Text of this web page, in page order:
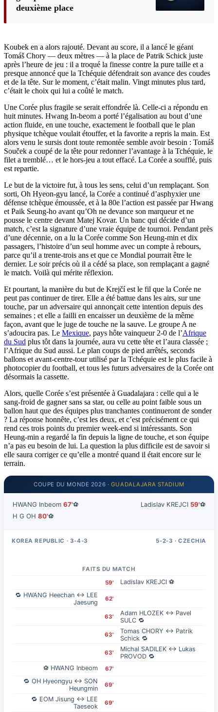
deuxième place
Koubek en a alors rajouté. Devant au score, il a lancé le géant
Tomáš Chory — deux mètres — à la place de Patrik Schick juste
après l’heure de jeu : il a troqué la finesse contre la pure taille et a
presque annoncé que la Tchéquie défendrait son avance des coudes
et de la tête. Sur le moment, c’était malin. Vingt minutes plus tard,
c’était le choix qui lui a coûté le match.
Une Corée plus fragile se serait effondrée là. Celle-ci a répondu en
huit minutes. Hwang In-beom a porté l’égalisation au bout d’une
action fluide, en une touche, exactement le football que le plan
physique tchèque voulait étouffer, et la favorite a repris la main. Est
alors venu le sursis dont toute remontée semble avoir besoin : Tomáš
Souček a coupé de la tête pour redonner l’avantage à la Tchéquie, le
filet a tremblé… et le hors-jeu a tout effacé. La Corée a soufflé, puis
est repartie.
Le but de la victoire fut, à tous les sens, celui d’un remplaçant. Son
sorti, Oh Hyeon-gyu lancé, la Corée a continué d’asphyxier une
défense tchèque émoussée, et à la 80e l’action est passée par Hwang
et Paik Seung-ho avant qu’Oh ne devance son marqueur et ne
pousse le centre devant Matej Kovar. Un banc qui décide d’un
match, c’est la signature d’une vraie équipe de tournoi. Pendant près
d’une décennie, on a lu la Corée comme Son Heung-min et dix
passagers, l’histoire d’un seul homme avec un compte à rebours,
parce qu’il a trente-trois ans et que ce Mondial pourrait être le
dernier. Le soir précis où il a cédé sa place, son remplaçant a gagné
le match. Voilà qui mérite réflexion.
Et pourtant, la manière du but de Krejčí est le fil que la Corée ne
peut pas continuer de tirer. Elle a été battue dans les airs, sur une
touche, par un adversaire qui annonçait cette intention depuis des
semaines ; et elle a failli en encaisser un deuxième de la même
façon, avant que le juge de touche ne la sauve. Le groupe A ne
s’adoucira pas. Le Mexique, pays hôte vainqueur 2-0 de l’Afrique
du Sud plus tôt dans la journée, aura vu cette tête et l’aura classée ;
l’Afrique du Sud aussi. Le plan coups de pied arrêtés, seconds
ballons et avant-centre-tour utilisé par la Tchéquie est le plus facile à
photocopier du football, et tous les futurs adversaires de la Corée ont
désormais la cassette.
Alors, quelle Corée s’est présentée à Guadalajara : celle qui a le
sang-froid de gagner sans sa star, ou celle au point faible sous un
ballon haut que des équipes plus tranchantes continueront de sonder
? La réponse honnête, c’est les deux, et c’est précisément ce qui
rend ces trois points du premier week-end si intéressants. Son
Heung-min a regardé la fin depuis la ligne de touche, et son équipe
n’a pas eu besoin de lui. La question la plus difficile est de savoir si
elle saura corriger ce qu’elle a montré quand il était encore sur le
terrain.
COUPE DU MONDE 2026 · GUADALAJARA STADIUM
HWANG Inbeom 67'⚽
H G OH 80'⚽
Ladislav KREJCI 59'⚽
KOREA REPUBLIC · 3-4-3 5-2-3 · CZECHIA
FAITS DU MATCH
59'
Ladislav KREJCI ⚽
🔁 HWANG Heechan ↔ LEE
Jaesung
62'
63'
Adam HLOZEK ↔ Pavel
SULC 🔁
63'
Tomas CHORY ↔ Patrik
Schick 🔁
63'
Michal SADILEK ↔ Lukas
PROVOD 🔁
⚽ HWANG Inbeom
67'
🔁 OH Hyeongyu ↔ SON
Heungmin
69'
🔁 EOM Jisung ↔ LEE
Taeseok
69'